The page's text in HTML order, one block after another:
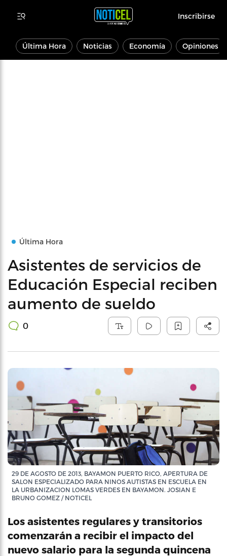
Inscribirse
Última Hora Noticias Economía Opiniones
Última Hora
Asistentes de servicios de
Educación Especial reciben
aumento de sueldo
0
29 DE AGOSTO DE 2013, BAYAMON PUERTO RICO, APERTURA DE
SALON ESPECIALIZADO PARA NINOS AUTISTAS EN ESCUELA EN
LA URBANIZACION LOMAS VERDES EN BAYAMON. JOSIAN E
BRUNO GOMEZ / NOTICEL
Los asistentes regulares y transitorios
comenzarán a recibir el impacto del
nuevo salario para la segunda quincena